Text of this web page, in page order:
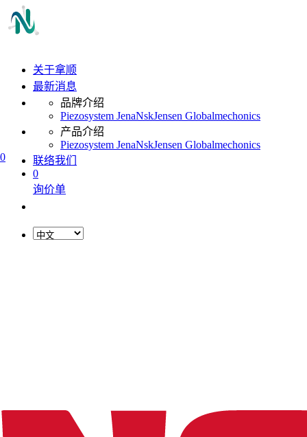
0
关于拿顺
最新消息
品牌介绍
Piezosystem JenaNskJensen Globalmechonics
产品介绍
Piezosystem JenaNskJensen Globalmechonics
联络我们
0
询价单